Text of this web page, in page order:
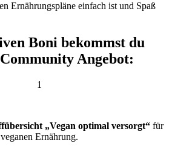
Ernährungspläne einfach ist und Spaß
Boni bekommst du
Angebot:
1
„Vegan optimal versorgt“ für
Ernährung.